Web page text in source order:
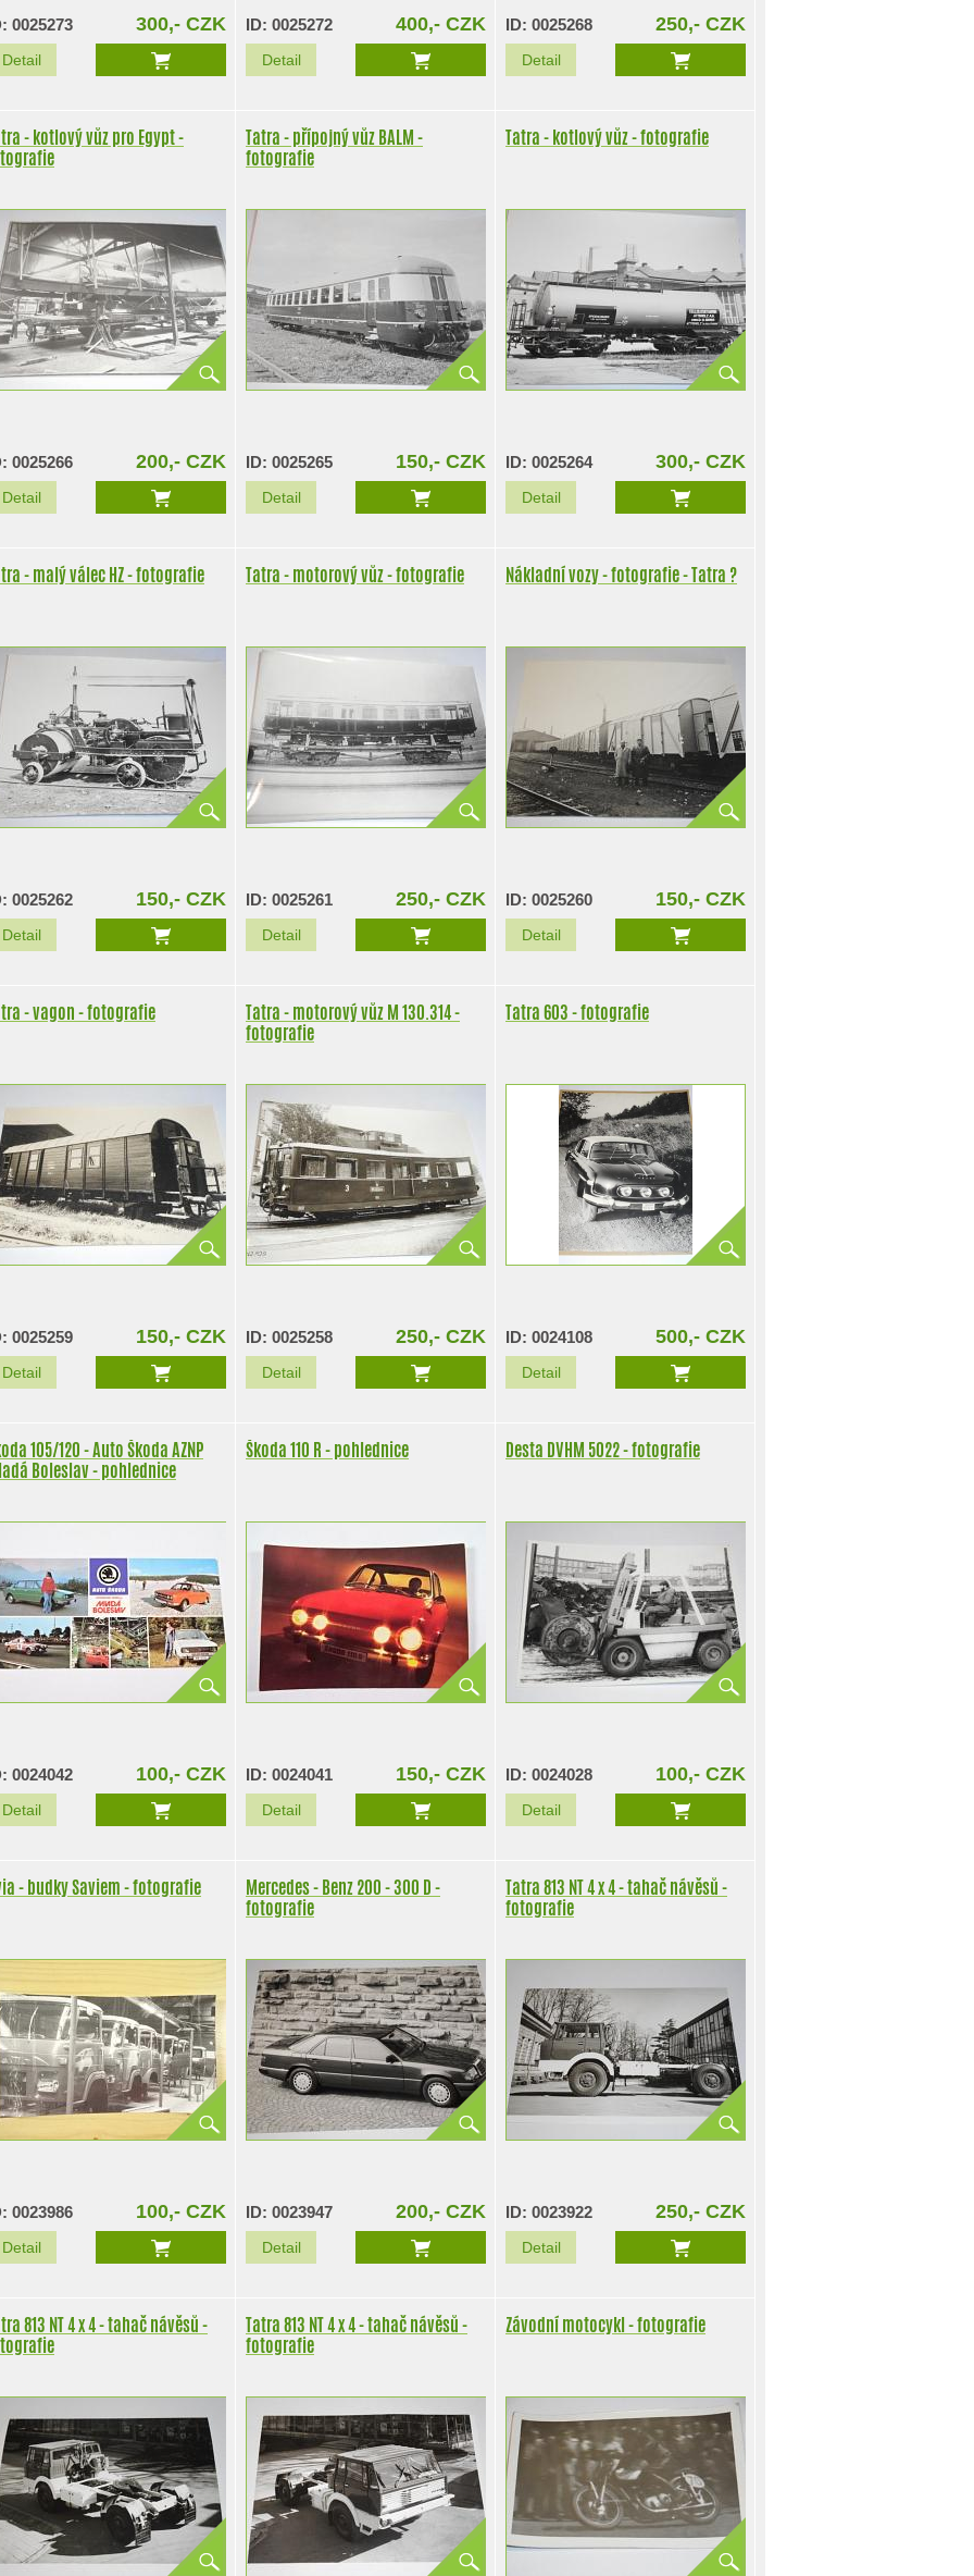
0025273 300,- CZK
Detail
ID: 0025272 400,- CZK
Detail
ID: 0025268 250,- CZK
Detail
- kotlový vůz pro Egypt -
0025266 200,- CZK
Detail
Tatra - přípojný vůz BALM -
fotografie
ID: 0025265 150,- CZK
Detail
Tatra - kotlový vůz - fotografie
ID: 0025264 300,- CZK
Detail
- malý válec HZ - fotografie
0025262 150,- CZK
Detail
Tatra - motorový vůz - fotografie
ID: 0025261 250,- CZK
Detail
Nákladní vozy - fotografie - Tatra ?
ID: 0025260 150,- CZK
Detail
- vagon - fotografie
0025259 150,- CZK
Detail
Tatra - motorový vůz M 130.314 -
fotografie
ID: 0025258 250,- CZK
Detail
Tatra 603 - fotografie
ID: 0024108 500,- CZK
Detail
105/120 - Auto Škoda AZNP
Boleslav - pohlednice
0024042 100,- CZK
Detail
Škoda 110 R - pohlednice
ID: 0024041 150,- CZK
Detail
Desta DVHM 5022 - fotografie
ID: 0024028 100,- CZK
Detail
Avia - budky Saviem - fotografie
0023986 100,- CZK
Detail
Mercedes - Benz 200 - 300 D -
fotografie
ID: 0023947 200,- CZK
Detail
Tatra 813 NT 4 x 4 - tahač návěsů -
fotografie
ID: 0023922 250,- CZK
Detail
813 NT 4 x 4 - tahač návěsů -
Tatra 813 NT 4 x 4 - tahač návěsů -
fotografie
Závodní motocykl - fotografie